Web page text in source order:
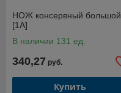
НОЖ консервный большой
[1А]
В наличии 131 ед.
340,27 руб.
Купить